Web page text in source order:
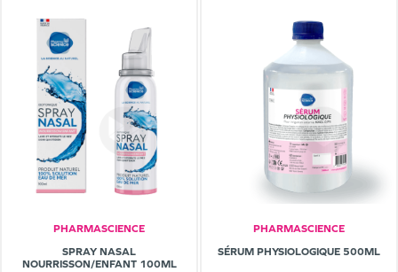
PHARMASCIENCE
SPRAY NASAL
NOURRISSON/ENFANT 100ML
PHARMASCIENCE
SÉRUM PHYSIOLOGIQUE 500ML